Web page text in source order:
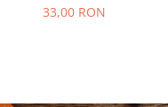
33,00 RON